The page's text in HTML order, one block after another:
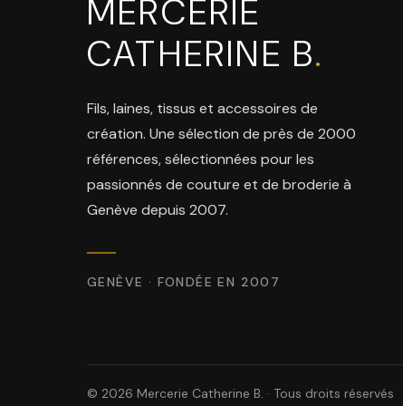
MERCERIE
CATHERINE B.
Fils, laines, tissus et accessoires de
création. Une sélection de près de 2000
références, sélectionnées pour les
passionnés de couture et de broderie à
Genève depuis 2007.
GENÈVE · FONDÉE EN 2007
© 2026 Mercerie Catherine B. · Tous droits réservés